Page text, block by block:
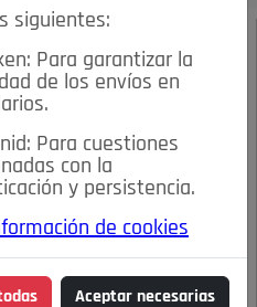
Y BJORN BORJ SUDARON LO
siguientes:
Para garantizar la
de los envíos en
Para cuestiones
con la
y persistencia.
de cookies
Aceptar necesarias